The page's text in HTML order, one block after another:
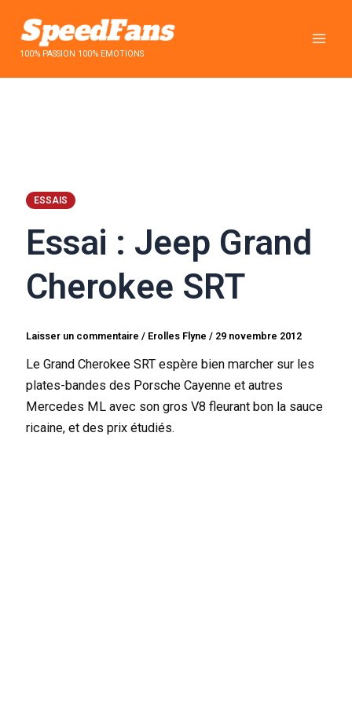
contenu100% PASSION 100% EMOTIONS
ESSAIS
Essai : Jeep Grand
Cherokee SRT
Laisser un commentaire / Erolles Flyne/ 29 novembre 2012
Le Grand Cherokee SRT espère bien marcher sur les
plates-bandes des Porsche Cayenne et autres
Mercedes ML avec son gros V8 fleurant bon la sauce
ricaine, et des prix étudiés.